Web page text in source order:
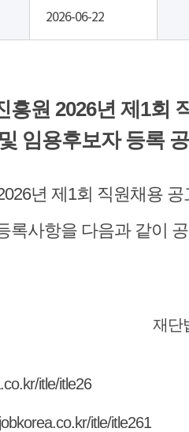
2026-06-22
원 2026년 제1회
임용후보자 등록
년 제1회 직원채용 공
록사항을 다음과 같이
재단
itle/itle26
itle/itle261